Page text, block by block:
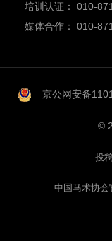
培训认证： 010-
媒体合作： 010-
京公网安备
©
投
中国马术协会